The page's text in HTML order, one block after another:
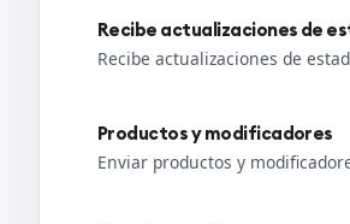
Recibe actualizaciones de
Recibe actualizaciones de
Productos y modificadores
Enviar productos y